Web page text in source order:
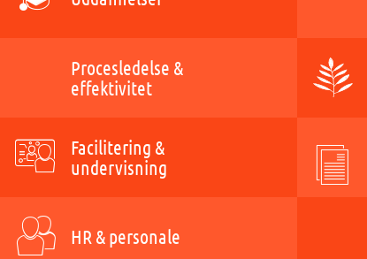
Procesledelse &
effektivitet
Facilitering &
undervisning
HR & personale